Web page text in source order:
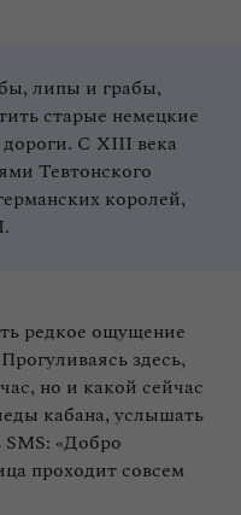
липы и грабы,
старые немецкие
дороги. С XIII века
Тевтонского
королей,
редкое ощущение
здесь,
но и какой сейчас
кабана, услышать
«Добро
проходит совсем